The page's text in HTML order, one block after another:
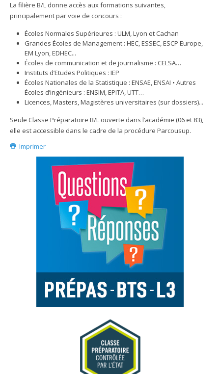
La filière B/L donne accès aux formations suivantes,
principalement par voie de concours :
Écoles Normales Supérieures : ULM, Lyon et Cachan
Grandes Écoles de Management : HEC, ESSEC, ESCP Europe,
EM Lyon, EDHEC...
Écoles de communication et de journalisme : CELSA…
Instituts d’Etudes Politiques : IEP
Écoles Nationales de la Statistique : ENSAE, ENSAI • Autres
Écoles d’ingénieurs : ENSIM, EPITA, UTT…
Licences, Masters, Magistères universitaires (sur dossiers)...
Seule Classe Préparatoire B/L ouverte dans l’académie (06 et 83),
elle est accessible dans le cadre de la procédure Parcousup.
Imprimer